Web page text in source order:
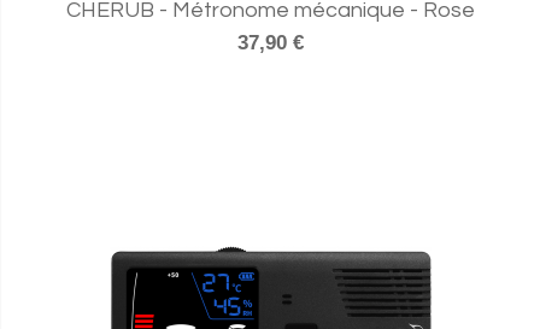
CHERUB - Métronome mécanique - Rose
37,90 €